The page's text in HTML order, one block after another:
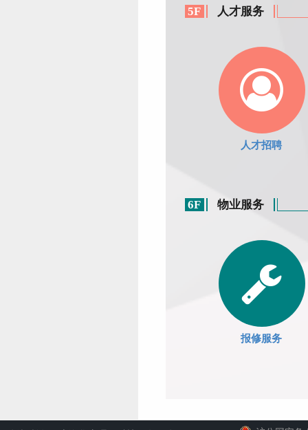
5F 人才服务
人才招聘
6F 物业服务
报修服务